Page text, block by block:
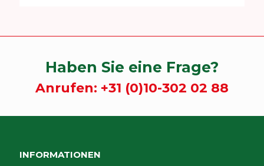
Haben Sie eine Frage?
Anrufen: +31 (0)10-302 02 88
INFORMATIONEN